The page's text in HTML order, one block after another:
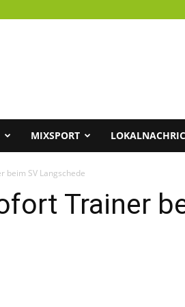
MIXSPORT
beim SV Langschede
Trainer